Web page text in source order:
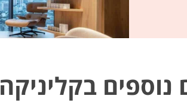
נוספים בקליניקה